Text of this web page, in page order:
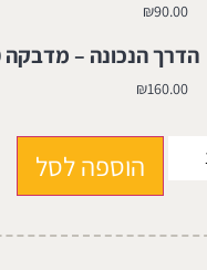
₪90.00
הדרך הנכונה – מדבקה 90 שח
₪160.00
הוספה לסל